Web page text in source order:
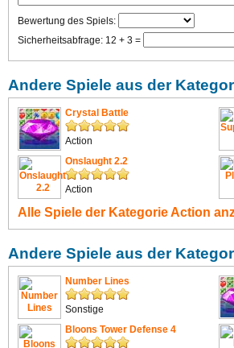
Bewertung des Spiels:
Sicherheitsabfrage: 12 + 3 =
Andere Spiele aus der
Crystal Battle
Action
Onslaught 2.2
Action
Alle Spiele der KategorieAction
Andere Spiele aus der
Number Lines
Sonstige
Bloons Tower Defense 4